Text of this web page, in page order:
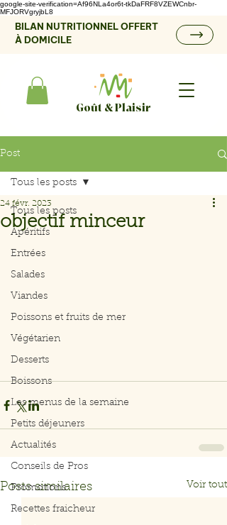
google-site-verification=Af96NLa4or6t-tkDaFRF8VZEWCnbr-
MFJORVgryjbL8
BILAN NUTRITIONNEL OFFERT
À DOMICILE
Goût & Plaisir
Post
Tous les posts
Apéritifs
Entrées
Salades
Viandes
Poissons et fruits de mer
Végétarien
Desserts
Boissons
Les menus de la semaine
Petits déjeuners
Actualités
Conseils de Pros
Promotions
Recettes fraicheur
Tous les posts
objectif minceur
24 févr. 2023
Posts similaires Voir tout